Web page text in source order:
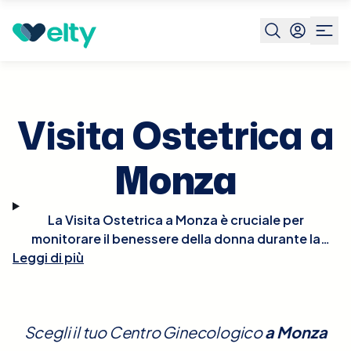
Prenota visita
Visita Ostetrica a
Monza
La Visita Ostetrica a Monza è cruciale per
monitorare il benessere della donna durante la
gravidanza. Durante la visita, l'ostetrico valuterà la
benessere generale. È anche un'opportunità per
Leggi di più
Scegli il tuo Centro GinecologicoaMonza